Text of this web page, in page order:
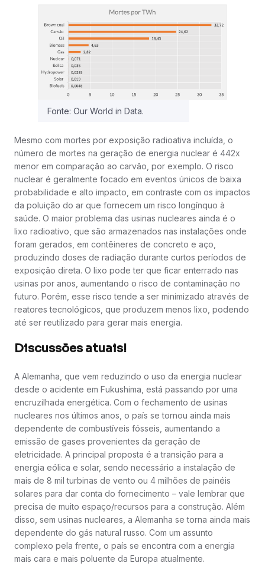
Fonte: Our World in Data.
Mesmo com mortes por exposição radioativa incluída, o
número de mortes na geração de energia nuclear é 442x
menor em comparação ao carvão, por exemplo. O risco
nuclear é geralmente focado em eventos únicos de baixa
probabilidade e alto impacto, em contraste com os impactos
da poluição do ar que fornecem um risco longínquo à
saúde. O maior problema das usinas nucleares ainda é o
lixo radioativo, que são armazenados nas instalações onde
foram gerados, em contêineres de concreto e aço,
produzindo doses de radiação durante curtos períodos de
exposição direta. O lixo pode ter que ficar enterrado nas
usinas por anos, aumentando o risco de contaminação no
futuro. Porém, esse risco tende a ser minimizado através de
reatores tecnológicos, que produzem menos lixo, podendo
até ser reutilizado para gerar mais energia.
Discussões atuais!
A Alemanha, que vem reduzindo o uso da energia nuclear
desde o acidente em Fukushima, está passando por uma
encruzilhada energética. Com o fechamento de usinas
nucleares nos últimos anos, o país se tornou ainda mais
dependente de combustíveis fósseis, aumentando a
emissão de gases provenientes da geração de
eletricidade. A principal proposta é a transição para a
energia eólica e solar, sendo necessário a instalação de
mais de 8 mil turbinas de vento ou 4 milhões de painéis
solares para dar conta do fornecimento – vale lembrar que
precisa de muito espaço/recursos para a construção. Além
disso, sem usinas nucleares, a Alemanha se torna ainda mais
dependente do gás natural russo. Com um assunto
complexo pela frente, o país se encontra com a energia
mais cara e mais poluente da Europa atualmente.